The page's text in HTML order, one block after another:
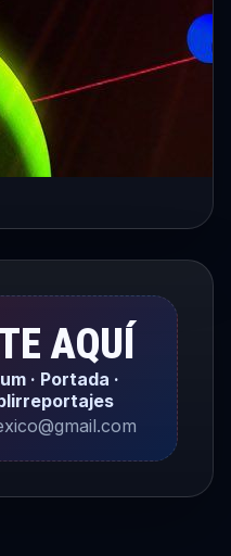
AQUÍ
· Portada ·